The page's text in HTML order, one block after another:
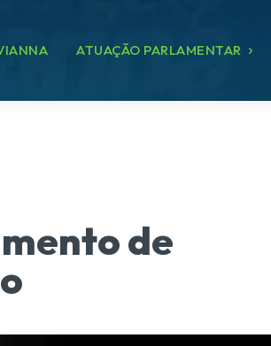
ATUAÇÃO PARLAMENTAR
de